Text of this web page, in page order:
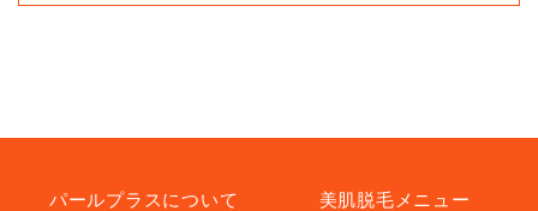
パールプラスについて 美肌脱毛メニュー